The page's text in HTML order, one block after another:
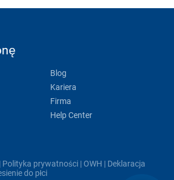
Blog
Kariera
Firma
Help Center
| Polityka prywatności | OWH | Deklaracja
do płci